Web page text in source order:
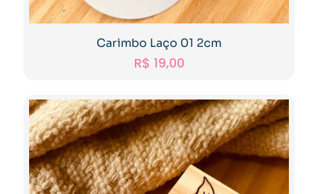
Carimbo Laço 01 2cm
R$ 19,00